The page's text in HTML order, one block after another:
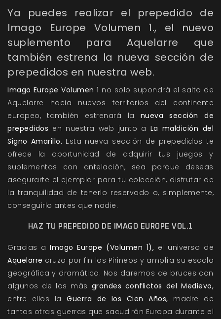
Ya puedes realizar el prepedido de
Imago Europe Volumen 1., el nuevo
suplemento para Aquelarre que
también estrena la nueva sección de
prepedidos en nuestra web.
Imago Europe Volumen 1 no solo supondrá el salto de
Aquelarre hacia nuevos territorios del continente
europeo, también estrenará la nueva sección de
prepedidos en nuestra web junto a La maldición del
Signo Amarillo. Esta nueva sección de prepedidos te
ofrece la oportunidad de adquirir tus juegos y
suplementos con antelación, sea porque deseas
asegurarte el ejemplar para tu colección, disfrutar de
la tranquilidad de tenerlo reservado o, simplemente,
conseguirlo antes que nadie.
HAZ TU PREPEDIDO DE IMAGO EUROPE VOL.1
Gracias aImago Europe (Volumen 1), el universo de
Aquelarre cruza por fin los Pirineos y amplía su escala
geográfica y dramática. Nos daremos de bruces con
algunos de los más grandes conflictos del Medievo,
entre ellos laGuerra de los Cien Años, madre de
tantas otras guerras que sacudirán Europa durante el